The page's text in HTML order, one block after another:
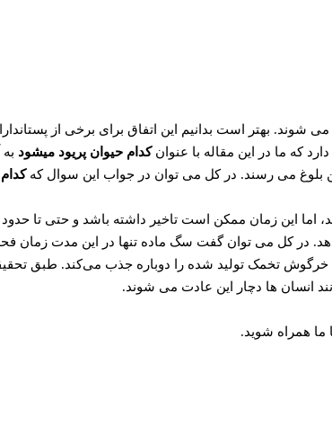
بهتر است بدانیم این اتفاق برای برخی از
که ما در این مقاله با عنوانکدام حیوان پریود میشود
بلوغ می رسند. در کل می توان در جواب این سوال که
در کل می توان گفت سگ ماده تنها در این مدت زمان
تخمک تولید شده را دوباره جذب می‌کند. طبق
انسان ها دچار این عادت می شوند.
ما همراه شوید.